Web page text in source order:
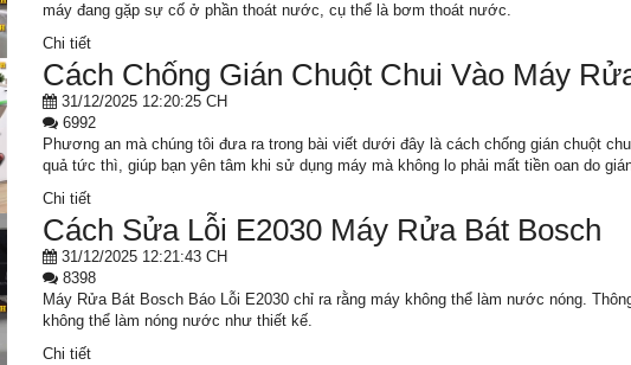
máy đang gặp sự cố ở phần thoát nước, cụ thể là bơm thoát nước.
Chi tiết
Cách Chống Gián Chuột Chui Vào Máy
31/12/2025 12:20:25 CH
6992
Phương an mà chúng tôi đưa ra trong bài viết dưới đây là cách chống gián chuột
quả tức thì, giúp bạn yên tâm khi sử dụng máy mà không lo phải mất tiền oan do
Chi tiết
Cách Sửa Lỗi E2030 Máy Rửa Bát Bosch
31/12/2025 12:21:43 CH
8398
Máy Rửa Bát Bosch Báo Lỗi E2030 chỉ ra rằng máy không thể làm nước nóng.
không thể làm nóng nước như thiết kế.
Chi tiết